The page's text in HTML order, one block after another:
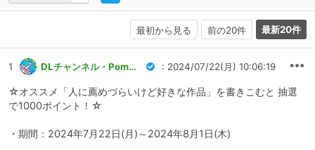
最初から見る 前の20件 最新20件
1 DLチャンネル・Pommu運営 : 2024/07/22(月) 10:06:19
☆オススメ「人に薦めづらいけど好きな作品」を書きこむと 抽選
で1000ポイント！☆
・期間：2024年7月22日(月)～2024年8月1日(木)